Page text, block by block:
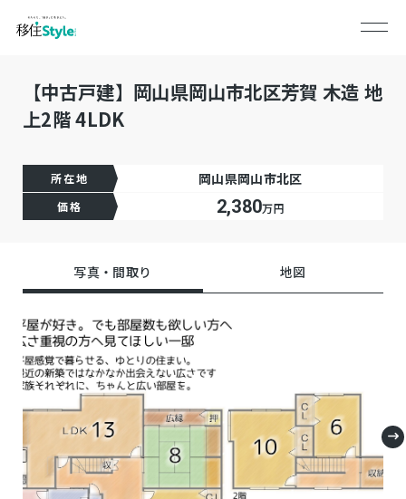
【中古戸建】岡山県岡山市北区芳賀 木造 地
上2階 4LDK
所在地 岡山県岡山市北区
価格 2,380万円
写真・間取り 地図